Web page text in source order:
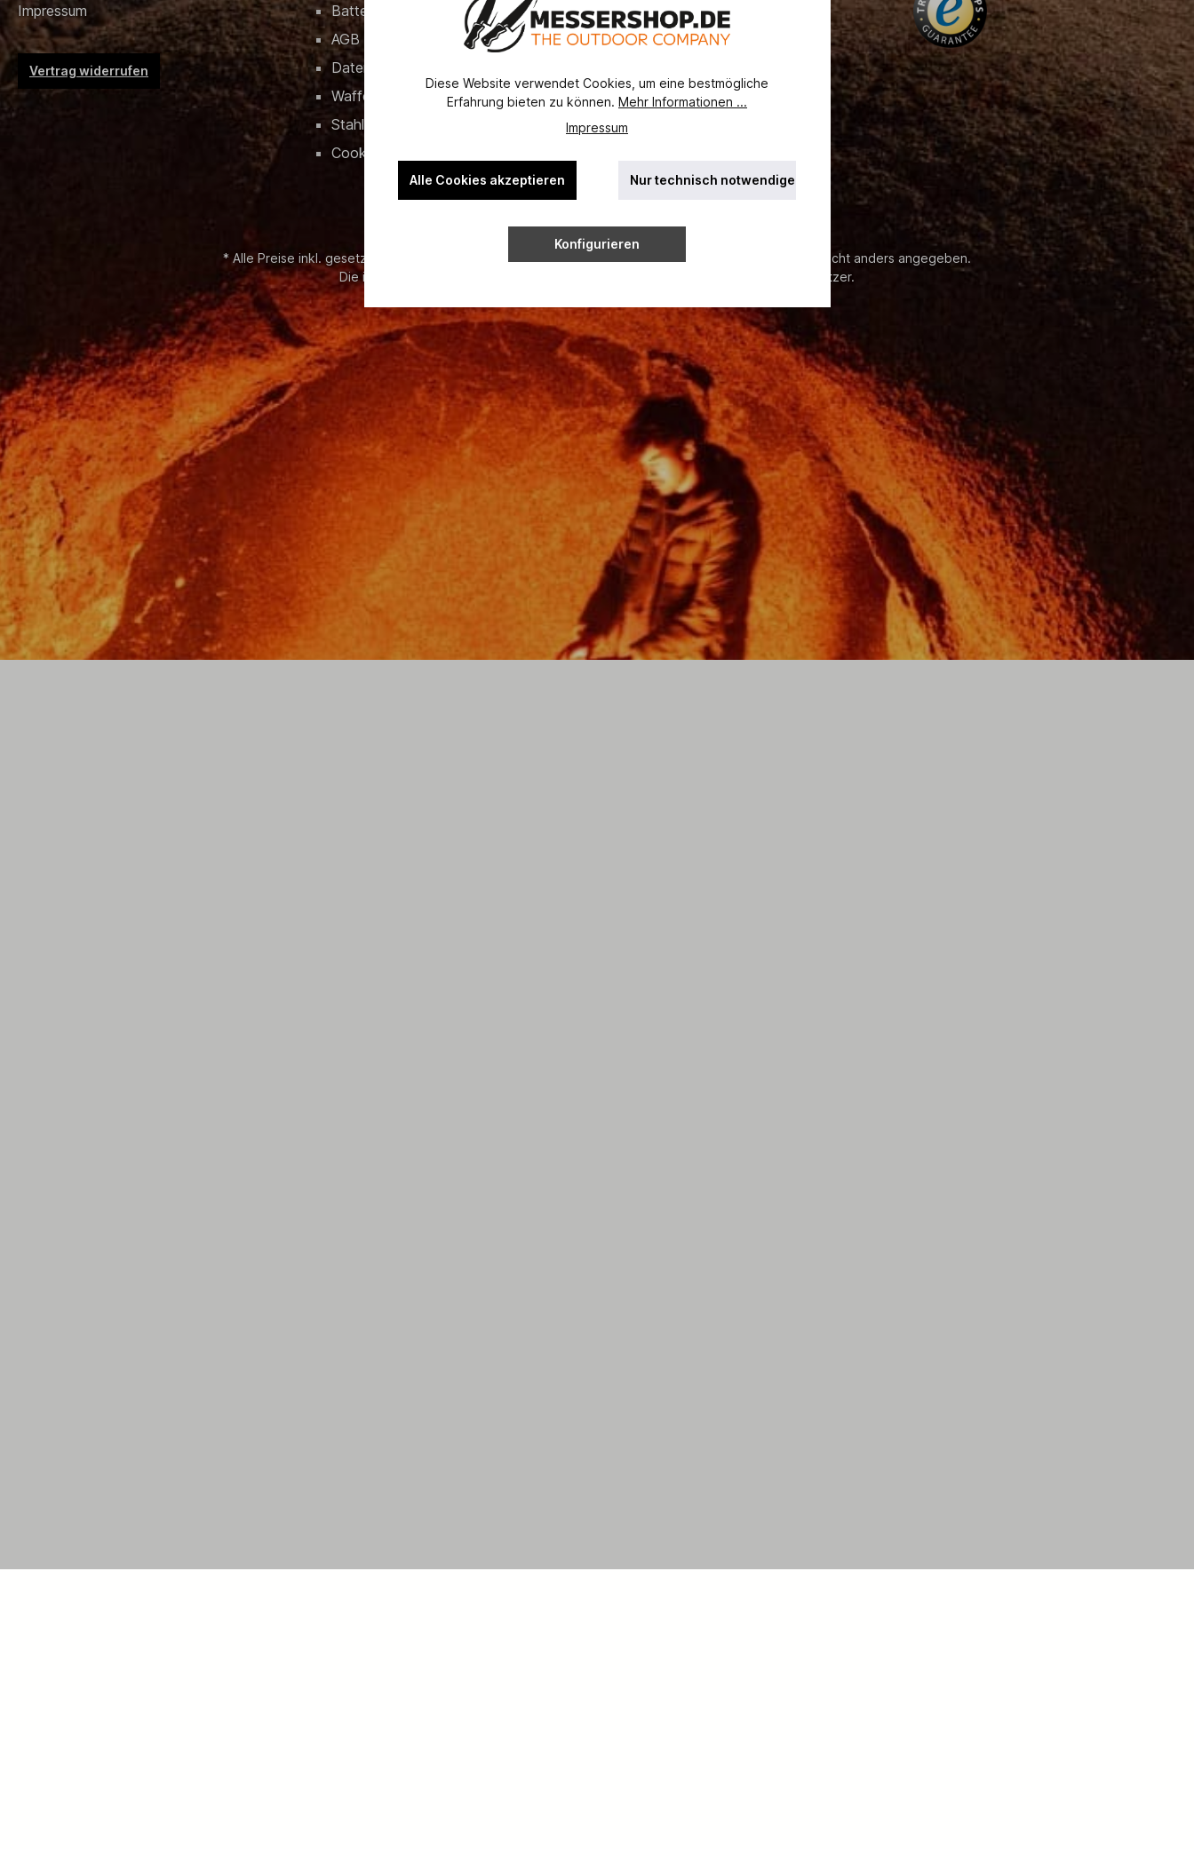
Impressum
Vertrag widerrufen
Batterieverordnung
AGB
Datenschutz
Waffenrecht
Stahlschlüssel
Cookies
* Alle Preise inkl. gesetzl. Mehrwertsteuer zzgl.
und ggf. Nachnahmegebühren, wenn nicht anders angegeben.
Die im Shop erwähnten Namen, Bilder und Logos sind Eigentum der jeweiligen Besitzer.
Diese Website verwendet Cookies, um eine bestmögliche
Erfahrung bieten zu können. Mehr Informationen ...
Impressum
Alle Cookies akzeptieren Nur technisch notwendige
Konfigurieren